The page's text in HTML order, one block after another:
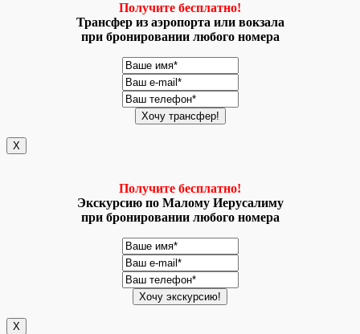
Получите бесплатно!
Трансфер из аэропорта или вокзала
при бронировании любого номера
X
Получите бесплатно!
Экскурсию по Малому Иерусалиму
при бронировании любого номера
X